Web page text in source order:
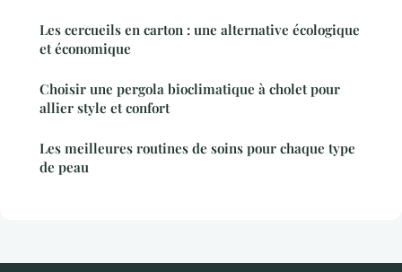
Les cercueils en carton : une alternative écologique
et économique
Choisir une pergola bioclimatique à cholet pour
allier style et confort
Les meilleures routines de soins pour chaque type
de peau